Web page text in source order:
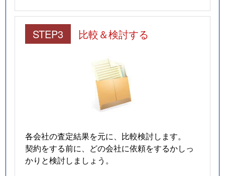
STEP3 比較＆検討する
各会社の査定結果を元に、比較検討します。
契約をする前に、どの会社に依頼をするかしっ
かりと検討しましょう。